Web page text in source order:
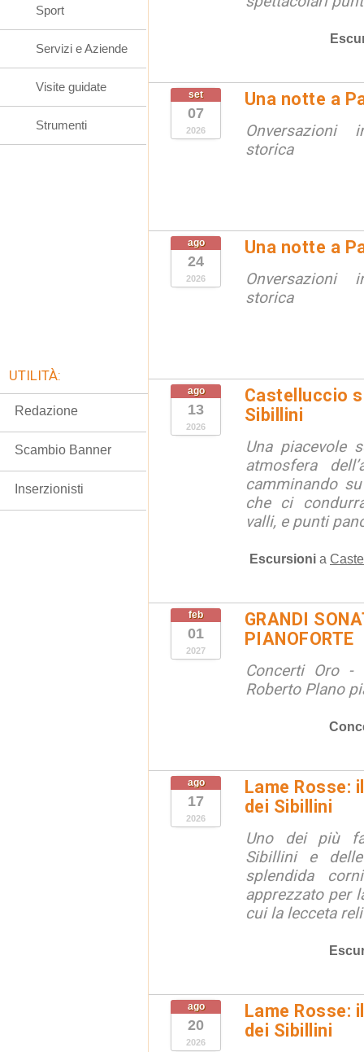
set
07
2026
Una notte a
Onversazioni
storica
ago
24
2026
Una notte a
Onversazioni
storica
ago
13
2026
Castelluccio
Sibillini
Una piacevole
atmosfera
camminando
che ci
valli, e punti
Escursioni a
feb
01
2027
GRANDI
PIANOFORTE
Concerti Oro -
Roberto Plano
ago
17
2026
Lame Rosse:
dei Sibillini
Uno dei più
Sibillini e
splendida
apprezzato per
cui la lecceta
ago
20
2026
Lame Rosse:
dei Sibillini
Sport
Servizi e Aziende
Visite guidate
Strumenti
UTILITÀ:
Redazione
Scambio Banner
Inserzionisti